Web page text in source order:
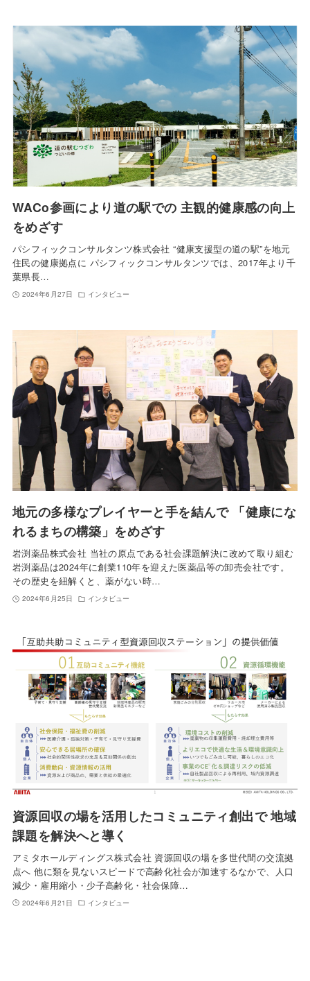
WACo参画により道の駅での 主観的健康感の向上
をめざす
パシフィックコンサルタンツ株式会社 “健康支援型の道の駅”を地元
住民の健康拠点に パシフィックコンサルタンツでは、2017年より千
葉県長…
2024年6月27日 インタビュー
地元の多様なプレイヤーと手を結んで 「健康にな
れるまちの構築」をめざす
岩渕薬品株式会社 当社の原点である社会課題解決に改めて取り組む
岩渕薬品は2024年に創業110年を迎えた医薬品等の卸売会社です。
その歴史を紐解くと、薬がない時…
2024年6月25日 インタビュー
資源回収の場を活用したコミュニティ創出で 地域
課題を解決へと導く
アミタホールディングス株式会社 資源回収の場を多世代間の交流拠
点へ 他に類を見ないスピードで高齢化社会が加速するなかで、人口
減少・雇用縮小・少子高齢化・社会保障…
2024年6月21日 インタビュー